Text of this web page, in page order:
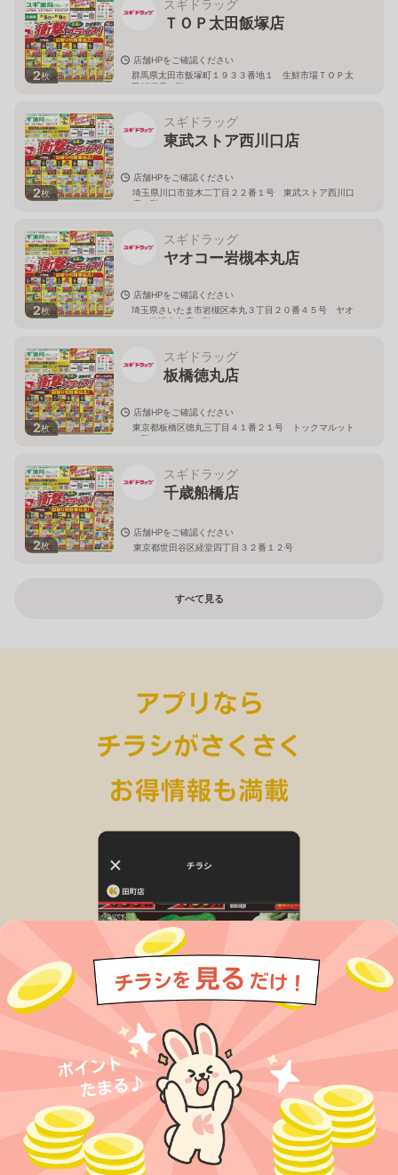
2枚
スギドラッグ
ＴＯＰ太田飯塚店
店舗HPをご確認ください
群馬県太田市飯塚町１９３３番地１ 生鮮市場ＴＯＰ太
田飯塚店１階
2枚
スギドラッグ
東武ストア西川口店
店舗HPをご確認ください
埼玉県川口市並木二丁目２２番１号 東武ストア西川口
店２階
2枚
スギドラッグ
ヤオコー岩槻本丸店
店舗HPをご確認ください
埼玉県さいたま市岩槻区本丸３丁目２０番４５号 ヤオ
コー岩槻本丸店２階
2枚
スギドラッグ
板橋徳丸店
店舗HPをご確認ください
東京都板橋区徳丸三丁目４１番２１号 トックマルット
１階
2枚
スギドラッグ
千歳船橋店
店舗HPをご確認ください
東京都世田谷区経堂四丁目３２番１２号
すべて見る